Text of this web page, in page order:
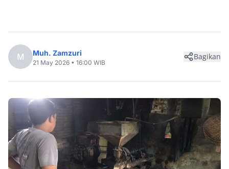
M Muh. Zamzuri
21 May 2026 • 16:00 WIB
Bagikan